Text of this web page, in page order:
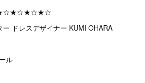
ドレスデザイナー KUMI OHARA
ル